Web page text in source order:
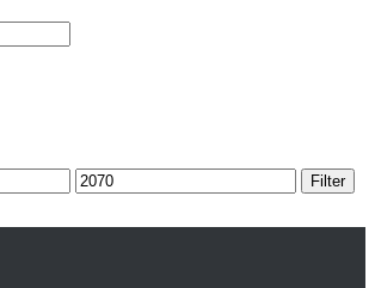
Max.
Filter